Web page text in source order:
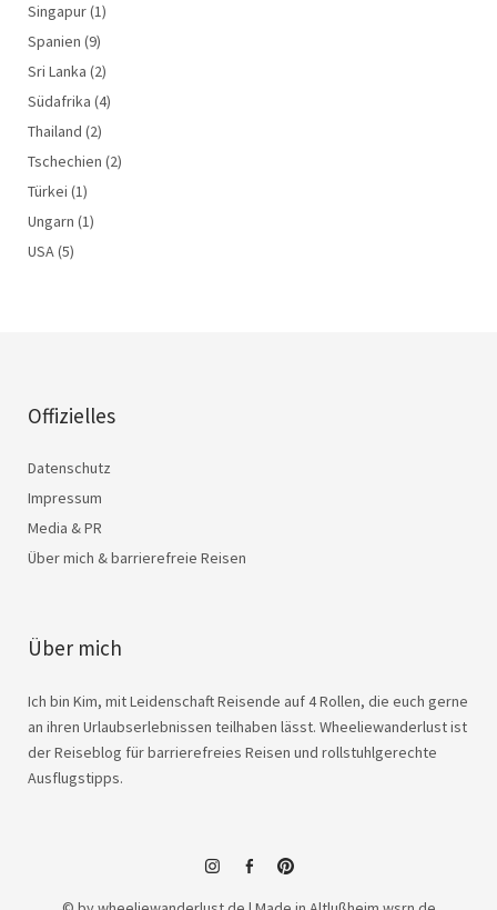
Singapur(1)
Spanien (9)
Sri Lanka (2)
Südafrika (4)
Thailand (2)
Tschechien (2)
Türkei (1)
Ungarn (1)
USA(5)
Offizielles
Datenschutz
Impressum
Media & PR
Über mich & barrierefreie Reisen
Über mich
Ich bin Kim, mit Leidenschaft Reisende auf 4 Rollen, die euch gerne
an ihren Urlaubserlebnissen teilhaben lässt. Wheeliewanderlust ist
der Reiseblog für barrierefreies Reisen und rollstuhlgerechte
Ausflugstipps.
instagramfacebook